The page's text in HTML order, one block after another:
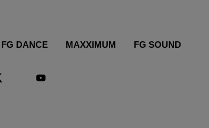
FG DANCE MAXXIMUM FG SOUND